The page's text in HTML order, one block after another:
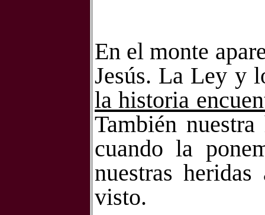
En el monte
Jesús. La Ley y
la historia
También
cuando la
nuestras
visto.